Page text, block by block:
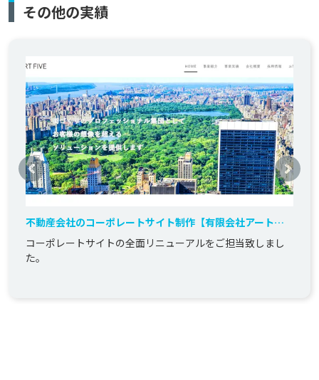
その他の実績
不動産会社のコーポレートサイト制作【有限会社アートフ
ァイブ様】
コーポレートサイトの全面リニューアルをご担当致しまし
た。